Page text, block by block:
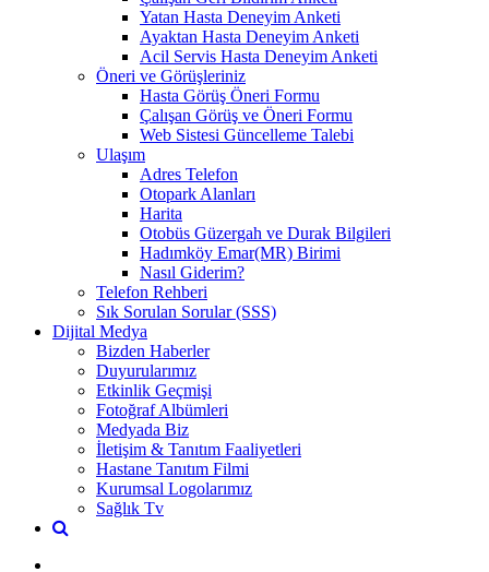
Yatan Hasta Deneyim Anketi
Ayaktan Hasta Deneyim Anketi
Acil Servis Hasta Deneyim Anketi
Öneri ve Görüşleriniz
Hasta Görüş Öneri Formu
Çalışan Görüş ve Öneri Formu
Web Sistesi Güncelleme Talebi
Ulaşım
Adres Telefon
Otopark Alanları
Harita
Otobüs Güzergah ve Durak Bilgileri
Hadımköy Emar(MR) Birimi
Nasıl Giderim?
Telefon Rehberi
Sık Sorulan Sorular (SSS)
Dijital Medya
Bizden Haberler
Duyurularımız
Etkinlik Geçmişi
Fotoğraf Albümleri
Medyada Biz
İletişim & Tanıtım Faaliyetleri
Hastane Tanıtım Filmi
Kurumsal Logolarımız
Sağlık Tv